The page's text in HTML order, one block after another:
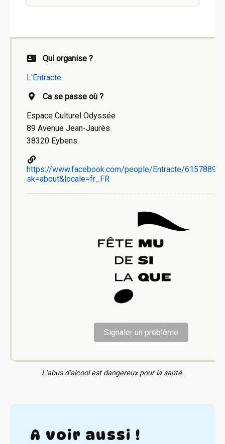
Qui organise ?
L'Entracte
Ca se passe où ?
Espace Culturel Odyssée
89 Avenue Jean-Jaurès
38320 Eybens
https://www.facebook.com/people/Entracte/
sk=about&locale=fr_FR
Signaler un problème
L'abus d'alcool est dangereux pour la santé.
A voir aussi !